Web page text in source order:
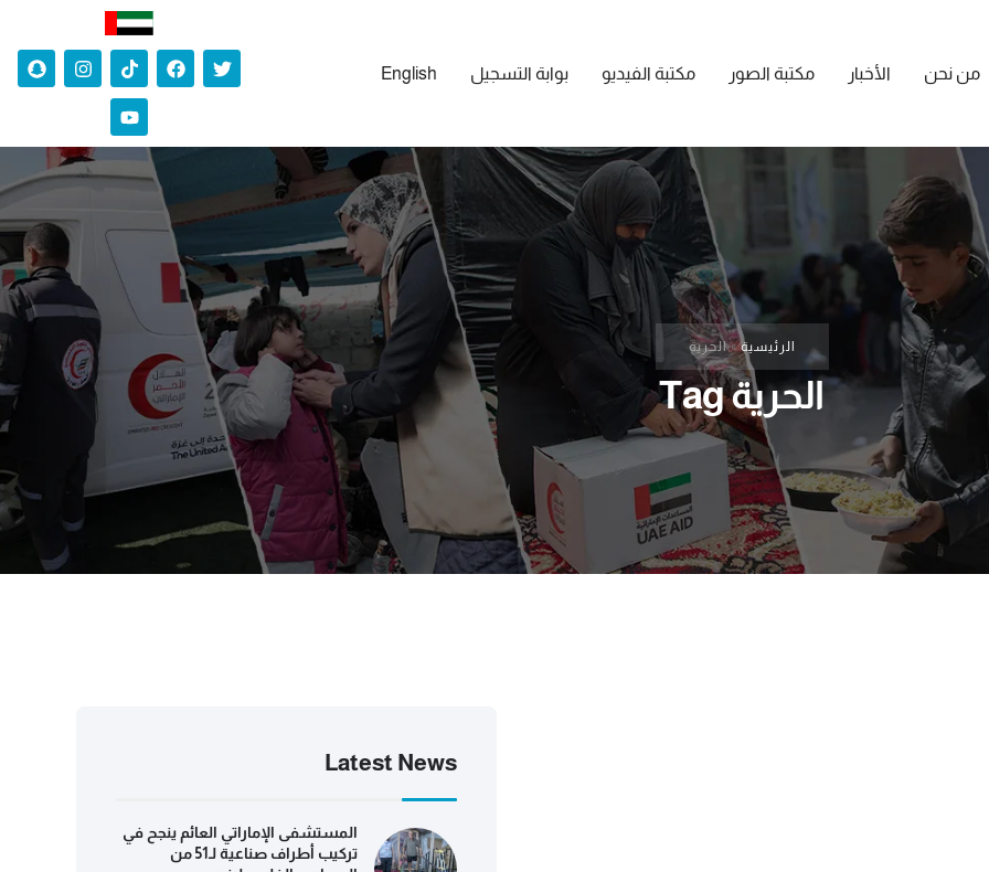
من نحن الأخبار مكتبة الصور مكتبة الفيديو بوابة التسجيل English
الرئيسية»الحرية
الحرية Tag
Latest News
المستشفى الإماراتي العائم ينجح في
تركيب أطراف صناعية لـ51 من